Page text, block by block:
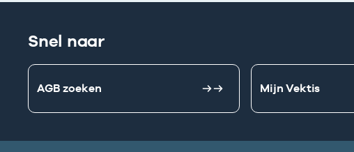
Snel naar
AGB zoeken Mijn Vektis